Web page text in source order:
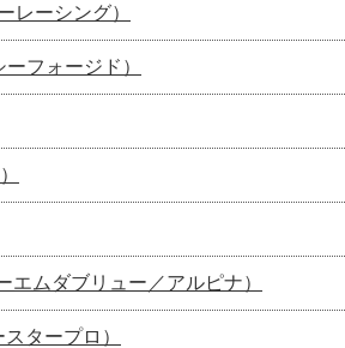
レーシング）
フォージド）
エムダブリュー／アルピナ）
タープロ）